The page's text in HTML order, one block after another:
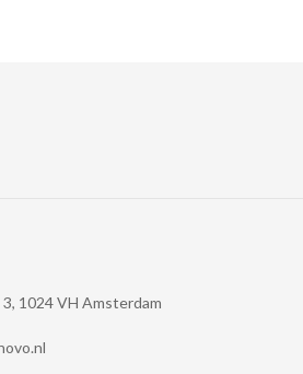
1024 VH Amsterdam